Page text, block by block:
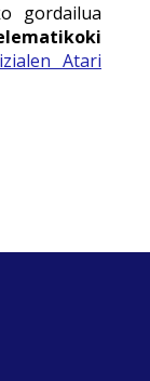
gordailua
Atari